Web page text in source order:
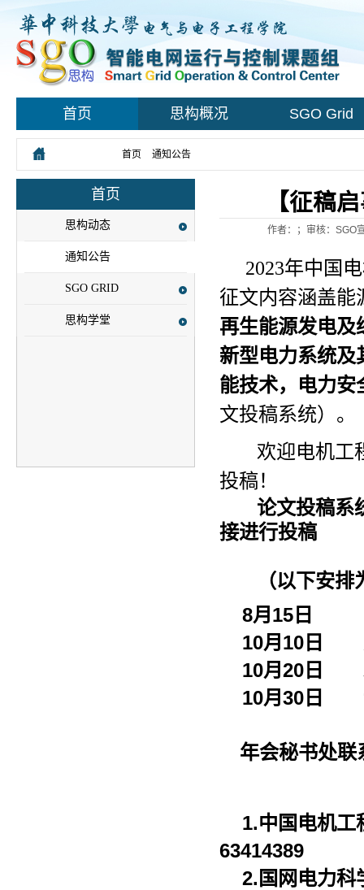
首页 思构概况 SGO Grid
首页 通知公告
首页
思构动态
通知公告
SGO GRID
思构学堂
【征稿
作者：；审核：SGO
2023年中国
征文内容涵盖能
再生能源发电及
新型电力系统及
能技术，电力安
文投稿系统）。
欢迎电机工
投稿！
论文投稿系
接进行投稿
（以下安
8月15日 论
10月10日
10月20日
10月30日
年会秘书处联
1.中国电机
63414389
2.国网电力科